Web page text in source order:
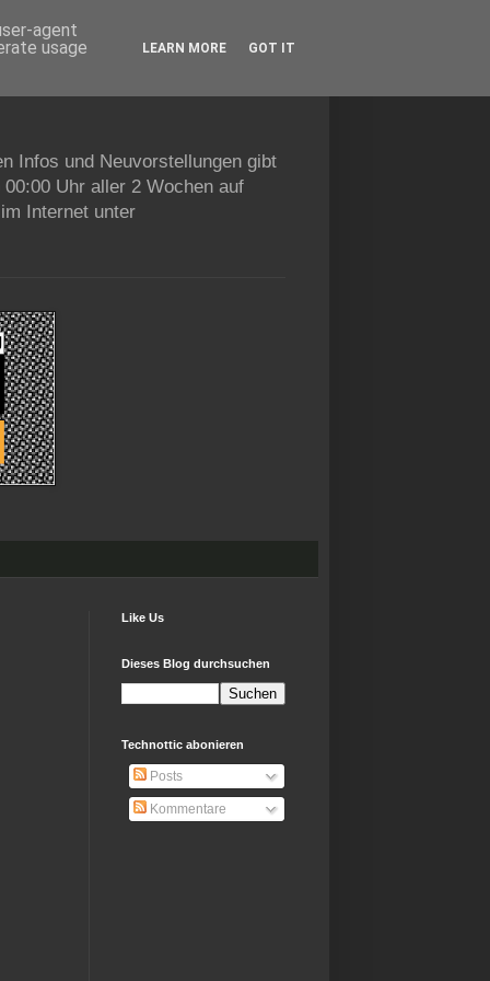
Infos und Neuvorstellungen gibt
Uhr aller 2 Wochen auf
Internet unter
Like Us
Dieses Blog durchsuchen
Technottic abonieren
Posts
Kommentare
agent
usage
LEARN MORE GOT IT